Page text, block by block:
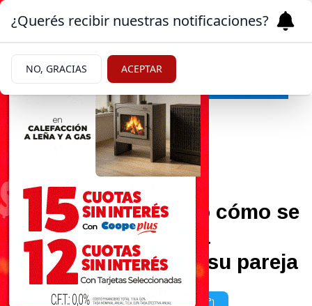
LA TRAICIÓN
Jimena Barón contó cómo se
enteró que Gianinna
Maradona le robó a su pareja
¿Querés recibir nuestras notificaciones?
NO, GRACIAS ACEPTAR